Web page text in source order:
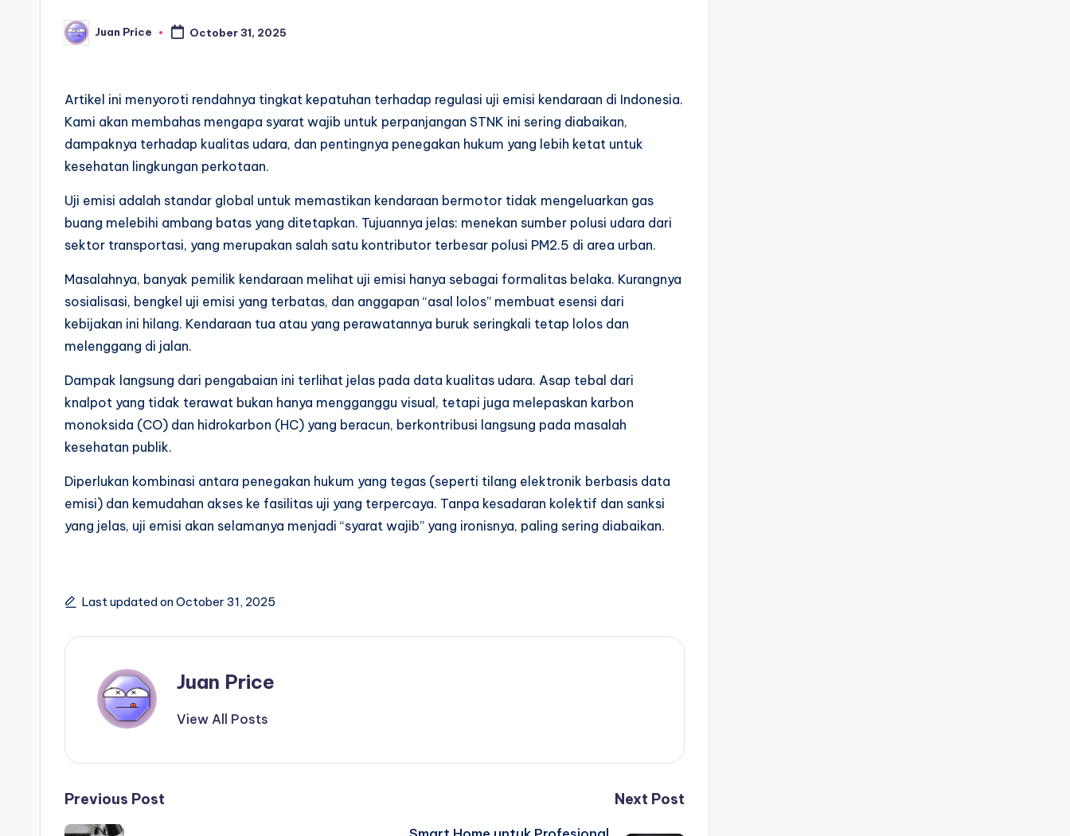
Posted
by
Juan Price October 31, 2025
Artikel ini menyoroti rendahnya tingkat kepatuhan terhadap regulasi uji emisi kendaraan di Indonesia.
Kami akan membahas mengapa syarat wajib untuk perpanjangan STNK ini sering diabaikan,
dampaknya terhadap kualitas udara, dan pentingnya penegakan hukum yang lebih ketat untuk
kesehatan lingkungan perkotaan.
Uji emisi adalah standar global untuk memastikan kendaraan bermotor tidak mengeluarkan gas
buang melebihi ambang batas yang ditetapkan. Tujuannya jelas: menekan sumber polusi udara dari
sektor transportasi, yang merupakan salah satu kontributor terbesar polusi PM2.5 di area urban.
Masalahnya, banyak pemilik kendaraan melihat uji emisi hanya sebagai formalitas belaka. Kurangnya
sosialisasi, bengkel uji emisi yang terbatas, dan anggapan “asal lolos” membuat esensi dari
kebijakan ini hilang. Kendaraan tua atau yang perawatannya buruk seringkali tetap lolos dan
melenggang di jalan.
Dampak langsung dari pengabaian ini terlihat jelas pada data kualitas udara. Asap tebal dari
knalpot yang tidak terawat bukan hanya mengganggu visual, tetapi juga melepaskan karbon
monoksida (CO) dan hidrokarbon (HC) yang beracun, berkontribusi langsung pada masalah
kesehatan publik.
Diperlukan kombinasi antara penegakan hukum yang tegas (seperti tilang elektronik berbasis data
emisi) dan kemudahan akses ke fasilitas uji yang terpercaya. Tanpa kesadaran kolektif dan sanksi
yang jelas, uji emisi akan selamanya menjadi “syarat wajib” yang ironisnya, paling sering diabaikan.
Last updated on October 31, 2025
Juan Price
View All Posts
Post
Previous Post Next Post